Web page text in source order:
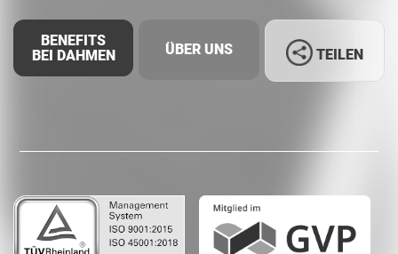
BENEFITS
BEI DAHMEN
ÜBER UNS
Whatsapp
TEILEN